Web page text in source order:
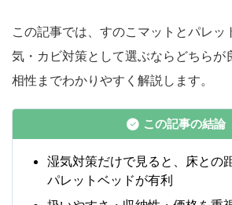
この記事では、すのこマットとパレッ
気・カビ対策として選ぶならどちらが
相性までわかりやすく解説します。
この記事の結論
湿気対策だけで見ると、床との
パレットベッドが有利